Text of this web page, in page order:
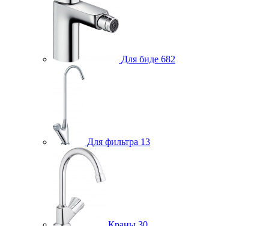
Для биде 682
Для фильтра 13